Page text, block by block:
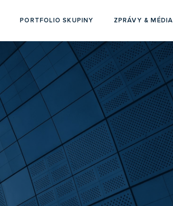
PORTFOLIO SKUPINY ZPRÁVY & MÉDIA